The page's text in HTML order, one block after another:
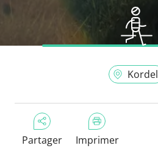
Kordel
Partager Imprimer